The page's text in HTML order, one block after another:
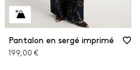
Pantalon en sergé imprimé
199,00 €